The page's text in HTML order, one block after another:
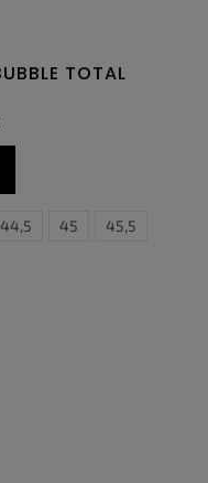
TOTAL
44,5 45 45,5